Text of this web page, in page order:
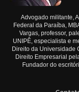
Advogado militante,
Federal da Paraíba,
Vargas, professor,
UNIPÊ, especialista e
Direito da Universidade
Direito Empresarial
Fundador do